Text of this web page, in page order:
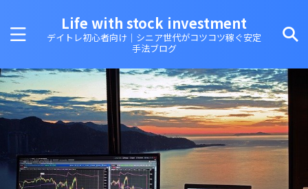
Life with stock investment
デイトレ初心者向け｜シニア世代がコツコツ稼ぐ安定
手法ブログ